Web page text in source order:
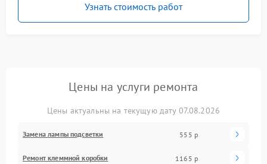
Узнать стоимость работ
Цены на услуги ремонта
Цены актуальны на текущую дату 07.08.2026
Замена лампы подсветки 555 р
Ремонт клеммной коробки 1165 р